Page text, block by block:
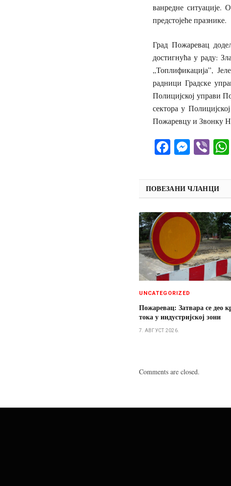
ванредне
предстојеће празнике.
Град Пожаревац
достигнућа у раду:
„Топлификација”,
радници Градске
Полицијској управи
сектора у
Пожаревцу и Звонку
Facebook
ПОВЕЗАНИ ЧЛАНЦИ
UNCATEGORIZED
Пожаревац: Затвара се део
тока у индустријској зони
7. АВГУСТ 2026.
Comments are closed.